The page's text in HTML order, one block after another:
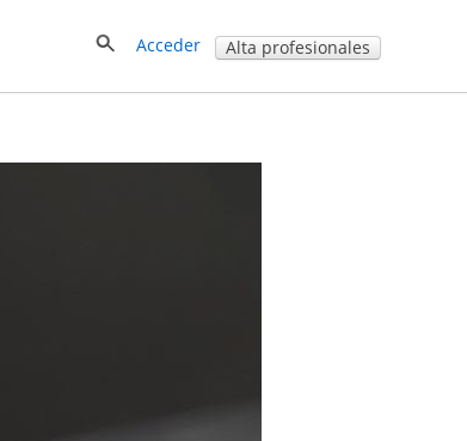
Acceder Alta profesionales